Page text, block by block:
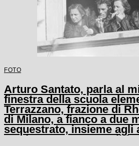
FOTO
Arturo Santato, parla al
finestra della scuola
Terrazzano, frazione di
di Milano, a fianco a due
sequestrato, insieme agli
un'altra maestra, con il